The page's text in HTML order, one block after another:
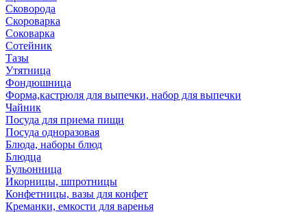
Сковорода
Скороварка
Соковарка
Сотейник
Тазы
Утятница
Фондюшница
Форма,кастрюля для выпечки, набор для выпечки
Чайник
Посуда для приема пищи
Посуда одноразовая
Блюда, наборы блюд
Блюдца
Бульонница
Икорницы, шпротницы
Конфетницы, вазы для конфет
Креманки, емкости для варенья